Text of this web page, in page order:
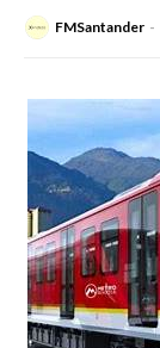
FMSantander